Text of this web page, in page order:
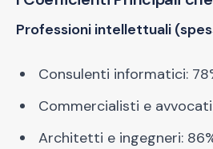
Professioni intellettuali
Consulenti informatici:
Commercialisti e
Architetti e ingegneri: